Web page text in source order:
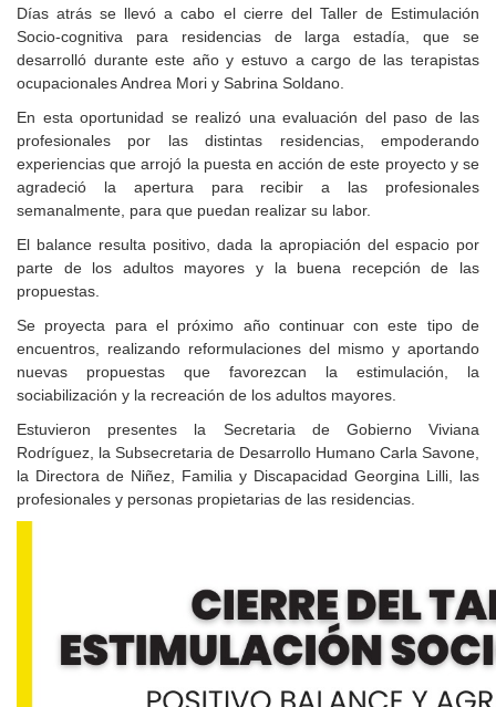
Días atrás se llevó a cabo el cierre del Taller de Estimulación
Socio-cognitiva para residencias de larga estadía, que se
desarrolló durante este año y estuvo a cargo de las terapistas
ocupacionales Andrea Mori y Sabrina Soldano.
En esta oportunidad se realizó una evaluación del paso de las
profesionales por las distintas residencias, empoderando
experiencias que arrojó la puesta en acción de este proyecto y se
agradeció la apertura para recibir a las profesionales
semanalmente, para que puedan realizar su labor.
El balance resulta positivo, dada la apropiación del espacio por
parte de los adultos mayores y la buena recepción de las
propuestas.
Se proyecta para el próximo año continuar con este tipo de
encuentros, realizando reformulaciones del mismo y aportando
nuevas propuestas que favorezcan la estimulación, la
sociabilización y la recreación de los adultos mayores.
Estuvieron presentes la Secretaria de Gobierno Viviana
Rodríguez, la Subsecretaria de Desarrollo Humano Carla Savone,
la Directora de Niñez, Familia y Discapacidad Georgina Lilli, las
profesionales y personas propietarias de las residencias.